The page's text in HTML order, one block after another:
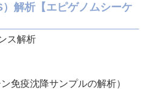
解析【エピゲノムシーケ
ス解析
免疫沈降サンプルの解析）